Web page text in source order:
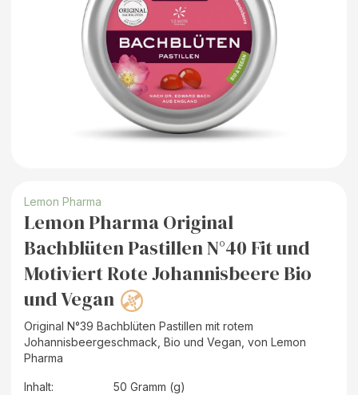
Lemon Pharma
Lemon Pharma Original
Bachblüten Pastillen N°40 Fit und
Motiviert Rote Johannisbeere Bio
und Vegan
Original N°39 Bachblüten Pastillen mit rotem
Johannisbeergeschmack, Bio und Vegan, von Lemon
Pharma
Inhalt:
50 Gramm (g)